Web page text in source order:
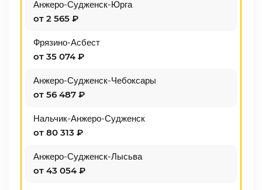
Анжеро-Судженск-Юрга
от 2 565 ₽
Фрязино-Асбест
от 35 074 ₽
Анжеро-Судженск-Чебоксары
от 56 487 ₽
Нальчик-Анжеро-Судженск
от 80 313 ₽
Анжеро-Судженск-Лысьва
от 43 054 ₽